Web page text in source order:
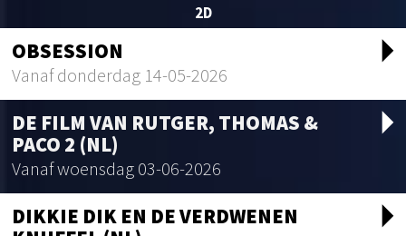
2D
OBSESSION
Vanaf donderdag 14-05-2026
DE FILM VAN RUTGER, THOMAS &
PACO 2 (NL)
Vanaf woensdag 03-06-2026
DIKKIE DIK EN DE VERDWENEN